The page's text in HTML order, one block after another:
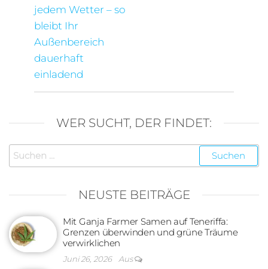
jedem Wetter – so
bleibt Ihr
Außenbereich
dauerhaft
einladend
WER SUCHT, DER FINDET:
Suchen
nach:
NEUSTE BEITRÄGE
Mit Ganja Farmer Samen auf Teneriffa:
Grenzen überwinden und grüne Träume
verwirklichen
Juni 26, 2026 Aus